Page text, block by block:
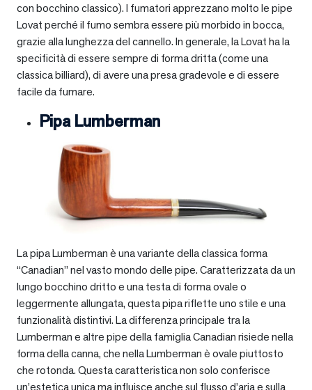
con bocchino classico). I fumatori apprezzano molto le pipe
Lovat perché il fumo sembra essere più morbido in bocca,
grazie alla lunghezza del cannello. In generale, la Lovat ha la
specificità di essere sempre di forma dritta (come una
classica billiard), di avere una presa gradevole e di essere
facile da fumare.
Pipa Lumberman
La pipa Lumberman è una variante della classica forma
“Canadian” nel vasto mondo delle pipe. Caratterizzata da un
lungo bocchino dritto e una testa di forma ovale o
leggermente allungata, questa pipa riflette uno stile e una
funzionalità distintivi. La differenza principale tra la
Lumberman e altre pipe della famiglia Canadian risiede nella
forma della canna, che nella Lumberman è ovale piuttosto
che rotonda. Questa caratteristica non solo conferisce
un’estetica unica ma influisce anche sul flusso d’aria e sulla